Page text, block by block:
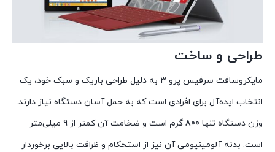
طراحی و ساخت
مایکروسافت سرفیس پرو 3 به دلیل طراحی باریک و سبک خود، یک
انتخاب ایده‌آل برای افرادی است که به حمل آسان دستگاه نیاز دارند.
وزن دستگاه تنها 800 گرم
است و ضخامت آن کمتر از 9 میلی‌متر
است. بدنه آلومینیومی آن نیز از استحکام و ظرافت بالایی برخوردار